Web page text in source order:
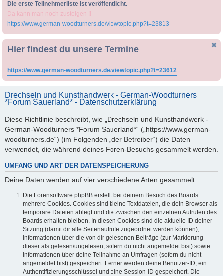
Die erste Teilnehmerliste ist veröffentlicht.
Da kann man noch zusteigen !!
https://www.german-woodturners.de/viewtopic.php?t=23813
Hier findest du unsere Termine
https://www.german-woodturners.de/viewtopic.php?t=23612
Drechseln und Kunsthandwerk - German-Woodturners
*Forum Sauerland* - Datenschutzerklärung
Diese Richtlinie beschreibt, wie „Drechseln und Kunsthandwerk -
German-Woodturners *Forum Sauerland*“ („https://www.german-
woodturners.de“) (im Folgenden „der Betreiber“) die Daten
verwendet, die während deines Foren-Besuchs gesammelt werden.
UMFANG UND ART DER DATENSPEICHERUNG
Deine Daten werden auf vier verschiedene Arten gesammelt:
Die Forensoftware phpBB erstellt bei deinem Besuch des Boards
mehrere Cookies. Cookies sind kleine Textdateien, die dein Browser als
temporäre Dateien ablegt und die zwischen den einzelnen Aufrufen des
Boards erhalten bleiben. In diesen Cookies sind die aktuelle ID deiner
Sitzung (damit dir alle Seitenaufrufe zugeordnet werden können),
Informationen über die von dir gelesenen Beiträge (zur Markierung
dieser als gelesen/ungelesen; sofern du nicht angemeldet bist) sowie
Informationen über deine Teilnahme an Umfragen (sofern du nicht
angemeldet bist) gespeichert. Ferner werden deine Benutzer-ID, ein
Authentifizierungsschlüssel und eine Session-ID gespeichert. Die